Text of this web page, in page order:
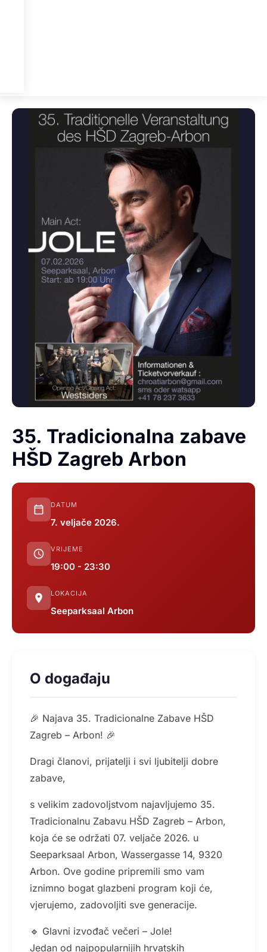
35. Tradicionalna zabave
HŠD Zagreb Arbon
DATUM
7. veljače 2026.
VRIJEME
19:00 - 23:30
LOKACIJA
Seeparksaal Arbon
O događaju
🎉 Najava 35. Tradicionalne Zabave HŠD
Zagreb – Arbon! 🎉
Dragi članovi, prijatelji i svi ljubitelji dobre
zabave,
s velikim zadovoljstvom najavljujemo 35.
Tradicionalnu Zabavu HŠD Zagreb – Arbon,
koja će se održati 07. veljače 2026. u
Seeparksaal Arbon, Wassergasse 14, 9320
Arbon. Ove godine pripremili smo vam
iznimno bogat glazbeni program koji će,
vjerujemo, zadovoljiti sve generacije.
🔹 Glavni izvođač večeri – Jole!
Jedan od najpopularnijih hrvatskih